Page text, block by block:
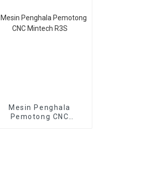
Mesin Penghala
Pemotong CNC